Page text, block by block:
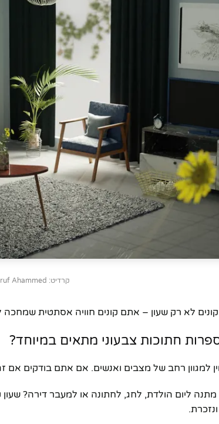
קרדיט: Maruf Ahammed
קונים לא רק שעון – אתם קונים חוויה אסתטית
חתוכות צבעוני מתאים במיוחד?
למגוון רחב של מצבים ואנשים. אם אתם בודקים
ליום הולדת, לחג, לחתונה או למעבר דירה? שעון